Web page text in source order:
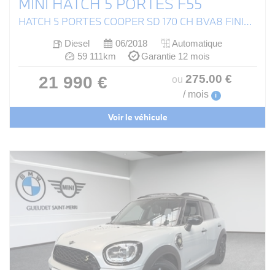
MINI HATCH 5 PORTES F55
HATCH 5 PORTES COOPER SD 170 CH BVA8 FINITION EXQUISITE
Diesel 06/2018
Automatique
59 111km
Garantie 12 mois
21 990 € ou 275.00 €
/ mois i
Voir le véhicule